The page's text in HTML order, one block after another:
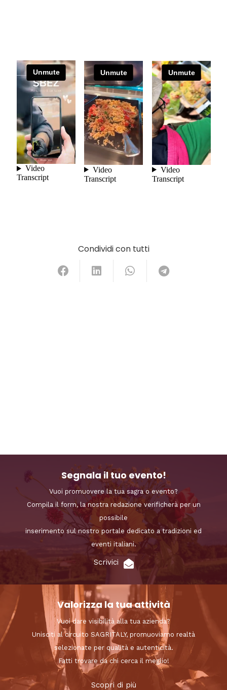
Condividi con tutti
Segnala il tuo evento!
Vuoi promuovere la tua sagra o evento?
Compila il form, la nostra redazione verificherà per un
possibile
inserimento sul nostro portale dedicato a tradizioni ed
eventi italiani.
Scrivici
Valorizza la tua attività
Vuoi dare visibilità alla tua azienda?
Unisciti al circuito SAGRITALY, promuoviamo realtà
selezionate per qualità e autenticità.
Fatti trovare da chi cerca il meglio!
Scopri di più